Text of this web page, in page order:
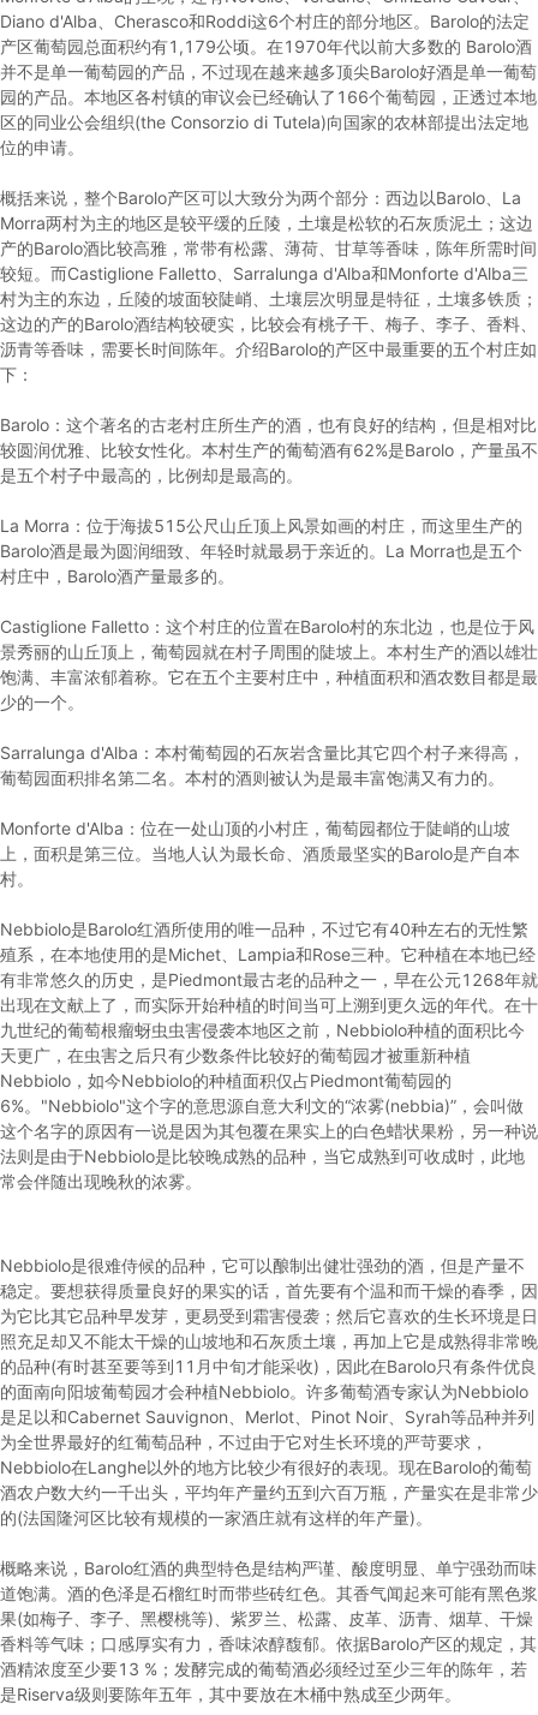
Diano d'Alba、Cherasco和Roddi这6个村庄的部分地区。Barolo的法定
产区葡萄园总面积约有1,179公顷。在1970年代以前大多数的 Barolo酒
并不是单一葡萄园的产品，不过现在越来越多顶尖Barolo好酒是单一葡萄
园的产品。本地区各村镇的审议会已经确认了166个葡萄园，正透过本地
区的同业公会组织(the Consorzio di Tutela)向国家的农林部提出法定地
位的申请。
概括来说，整个Barolo产区可以大致分为两个部分：西边以Barolo、La
Morra两村为主的地区是较平缓的丘陵，土壤是松软的石灰质泥土；这边
产的Barolo酒比较高雅，常带有松露、薄荷、甘草等香味，陈年所需时间
较短。而Castiglione Falletto、Sarralunga d'Alba和Monforte d'Alba三
村为主的东边，丘陵的坡面较陡峭、土壤层次明显是特征，土壤多铁质；
这边的产的Barolo酒结构较硬实，比较会有桃子干、梅子、李子、香料、
沥青等香味，需要长时间陈年。介绍Barolo的产区中最重要的五个村庄如
下：
Barolo：这个著名的古老村庄所生产的酒，也有良好的结构，但是相对比
较圆润优雅、比较女性化。本村生产的葡萄酒有62%是Barolo，产量虽不
是五个村子中最高的，比例却是最高的。
La Morra：位于海拔515公尺山丘顶上风景如画的村庄，而这里生产的
Barolo酒是最为圆润细致、年轻时就最易于亲近的。La Morra也是五个
村庄中，Barolo酒产量最多的。
Castiglione Falletto：这个村庄的位置在Barolo村的东北边，也是位于风
景秀丽的山丘顶上，葡萄园就在村子周围的陡坡上。本村生产的酒以雄壮
饱满、丰富浓郁着称。它在五个主要村庄中，种植面积和酒农数目都是最
少的一个。
Sarralunga d'Alba：本村葡萄园的石灰岩含量比其它四个村子来得高，
葡萄园面积排名第二名。本村的酒则被认为是最丰富饱满又有力的。
Monforte d'Alba：位在一处山顶的小村庄，葡萄园都位于陡峭的山坡
上，面积是第三位。当地人认为最长命、酒质最坚实的Barolo是产自本
村。
Nebbiolo是Barolo红酒所使用的唯一品种，不过它有40种左右的无性繁
殖系，在本地使用的是Michet、Lampia和Rose三种。它种植在本地已经
有非常悠久的历史，是Piedmont最古老的品种之一，早在公元1268年就
出现在文献上了，而实际开始种植的时间当可上溯到更久远的年代。在十
九世纪的葡萄根瘤蚜虫虫害侵袭本地区之前，Nebbiolo种植的面积比今
天更广，在虫害之后只有少数条件比较好的葡萄园才被重新种植
Nebbiolo，如今Nebbiolo的种植面积仅占Piedmont葡萄园的
6%。"Nebbiolo"这个字的意思源自意大利文的“浓雾(nebbia)”，会叫做
这个名字的原因有一说是因为其包覆在果实上的白色蜡状果粉，另一种说
法则是由于Nebbiolo是比较晚成熟的品种，当它成熟到可收成时，此地
常会伴随出现晚秋的浓雾。
Nebbiolo是很难侍候的品种，它可以酿制出健壮强劲的酒，但是产量不
稳定。要想获得质量良好的果实的话，首先要有个温和而干燥的春季，因
为它比其它品种早发芽，更易受到霜害侵袭；然后它喜欢的生长环境是日
照充足却又不能太干燥的山坡地和石灰质土壤，再加上它是成熟得非常晚
的品种(有时甚至要等到11月中旬才能采收)，因此在Barolo只有条件优良
的面南向阳坡葡萄园才会种植Nebbiolo。许多葡萄酒专家认为Nebbiolo
是足以和Cabernet Sauvignon、Merlot、Pinot Noir、Syrah等品种并列
为全世界最好的红葡萄品种，不过由于它对生长环境的严苛要求，
Nebbiolo在Langhe以外的地方比较少有很好的表现。现在Barolo的葡萄
酒农户数大约一千出头，平均年产量约五到六百万瓶，产量实在是非常少
的(法国隆河区比较有规模的一家酒庄就有这样的年产量)。
概略来说，Barolo红酒的典型特色是结构严谨、酸度明显、单宁强劲而味
道饱满。酒的色泽是石榴红时而带些砖红色。其香气闻起来可能有黑色浆
果(如梅子、李子、黑樱桃等)、紫罗兰、松露、皮革、沥青、烟草、干燥
香料等气味；口感厚实有力，香味浓醇馥郁。依据Barolo产区的规定，其
酒精浓度至少要13 %；发酵完成的葡萄酒必须经过至少三年的陈年，若
是Riserva级则要陈年五年，其中要放在木桶中熟成至少两年。